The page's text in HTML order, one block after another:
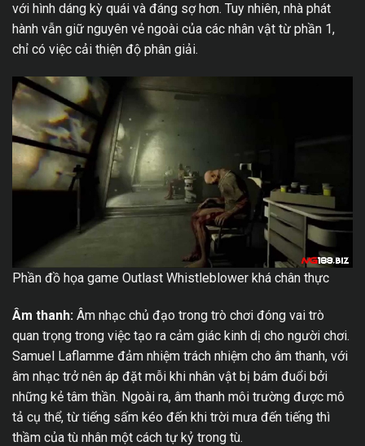
với hình dáng kỳ quái và đáng sợ hơn. Tuy nhiên, nhà phát
hành vẫn giữ nguyên vẻ ngoài của các nhân vật từ phần 1,
chỉ có việc cải thiện độ phân giải.
Phần đồ họa game Outlast Whistleblower khá chân thực
Âm thanh: Âm nhạc chủ đạo trong trò chơi đóng vai trò
quan trọng trong việc tạo ra cảm giác kinh dị cho người chơi.
Samuel Laflamme đảm nhiệm trách nhiệm cho âm thanh, với
âm nhạc trở nên áp đặt mỗi khi nhân vật bị bám đuổi bởi
những kẻ tâm thần. Ngoài ra, âm thanh môi trường được mô
tả cụ thể, từ tiếng sấm kéo đến khi trời mưa đến tiếng thì
thầm của tù nhân một cách tự kỷ trong tù.